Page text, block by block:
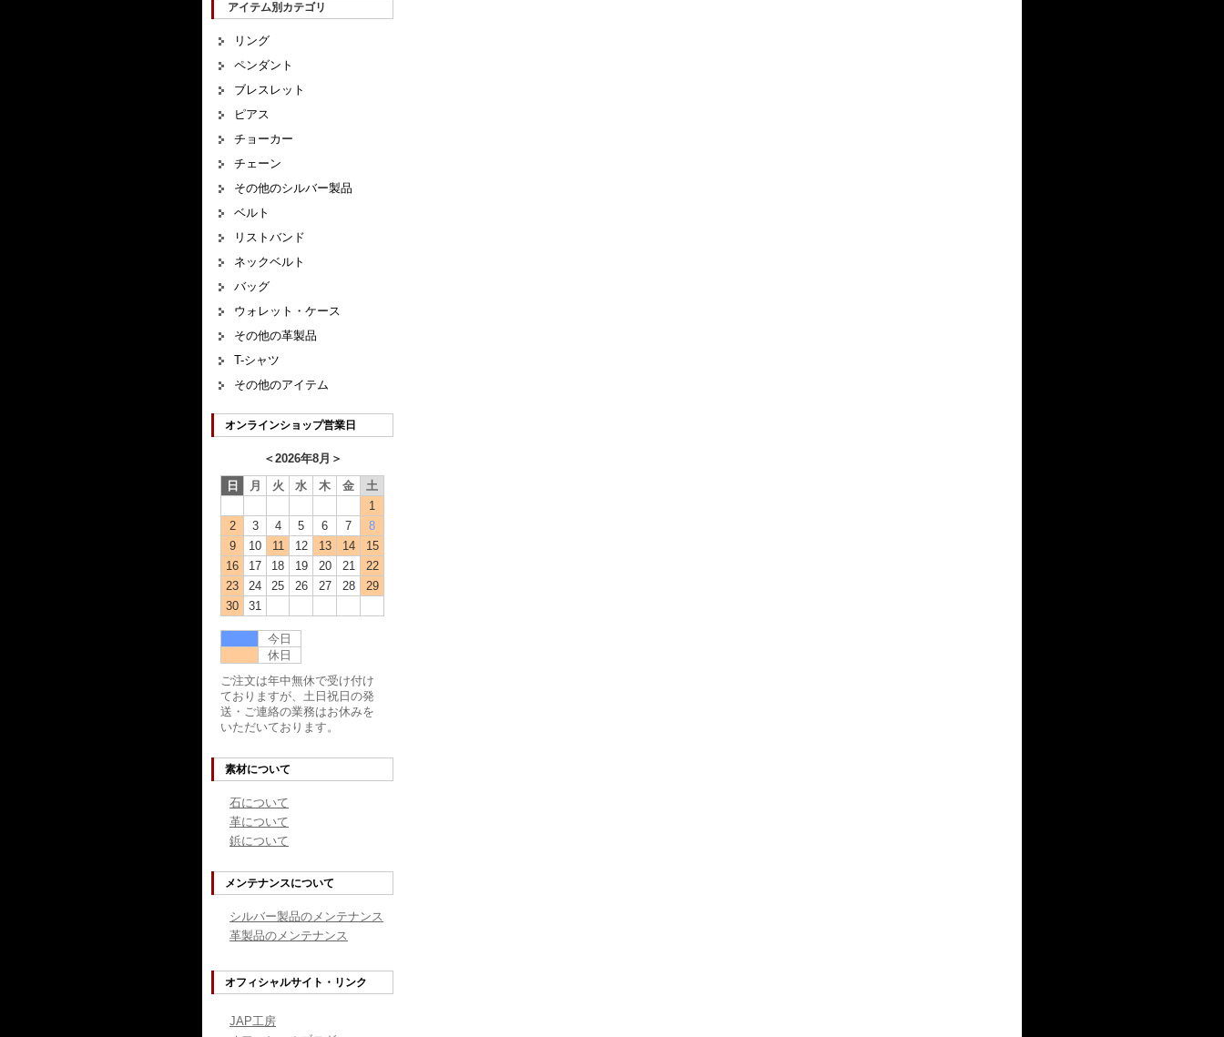
アイテム別カテゴリ
リング
ペンダント
ブレスレット
ピアス
チョーカー
チェーン
その他のシルバー製品
ベルト
リストバンド
ネックベルト
バッグ
ウォレット・ケース
その他の革製品
T-シャツ
その他のアイテム
オンラインショップ営業日
＜2026年8月 ＞
日
月 火 水 木 金
土
1
2
3 4 5 6 7
8
9
10 11 12 13 14
15
16
17 18 19 20 21
22
23
24 25 26 27 28
29
30
31
今日
休日
ご注文は年中無休で受け付け
ておりますが、土日祝日の発
送・ご連絡の業務はお休みを
いただいております。
素材について
石について
革について
鋲について
メンテナンスについて
シルバー製品のメンテナンス
革製品のメンテナンス
オフィシャルサイト・リンク
JAP工房